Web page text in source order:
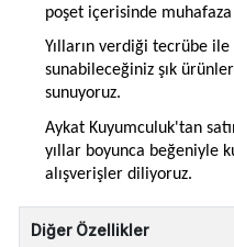
poşet içerisinde
Yılların verdiği tecrübe
sunabileceğiniz şık
sunuyoruz.
Aykat Kuyumculuk'tan
yıllar boyunca beğeniyle
alışverişler diliyoruz.
Diğer Özellikler